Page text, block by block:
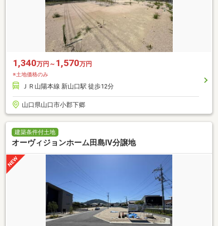
1,340万円～ 1,570万円
※土地価格のみ
ＪＲ山陽本線 新山口駅 徒歩12分
山口県山口市小郡下郷
建築条件付土地
オーヴィジョンホーム田島Ⅳ分譲地